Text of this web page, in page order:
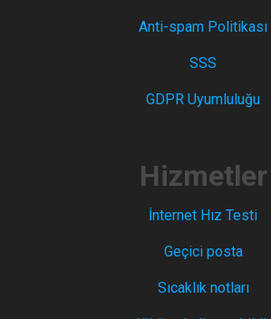
Anti-spam Politikası
SSS
GDPR Uyumluluğu
Hizmetler
İnternet Hız Testi
Geçici posta
Sıcaklık notları